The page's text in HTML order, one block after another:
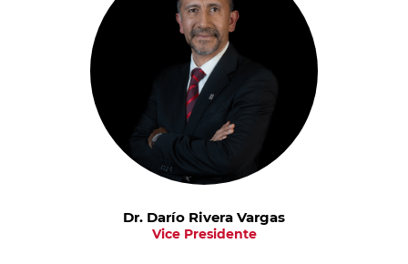
Dr. Darío Rivera Vargas
Vice Presidente